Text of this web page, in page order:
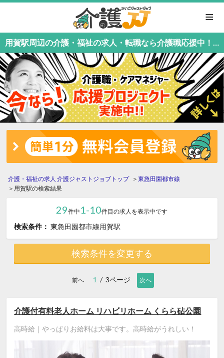
≡
用賀駅周辺の介護・福祉の求人・転職なら介護職応援中！介護職専門の介護ジャストジョブ
介護・福祉の求人 介護ジャストジョブトップ
東急田園都市線
用賀駅の検索結果
29件中 1-10件目の求人を表示中です
検索条件： 東急田園都市線用賀駅
検索条件を変更する
前へ 1 / 3ページ 次へ
介護付有料老人ホーム リハビリホーム くらら砧公園
高時給｜やっぱりお給料は大事です。高時給がうれしい！